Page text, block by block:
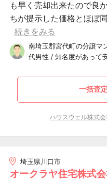
も早く売却出来たので良
ちが提示した価格とほぼ
続きをみる
南埼玉郡宮代町の分譲マ
代男性 / 知名度があって
一括査
ハウスウェル株式
埼玉県川口市
オークラヤ住宅株式